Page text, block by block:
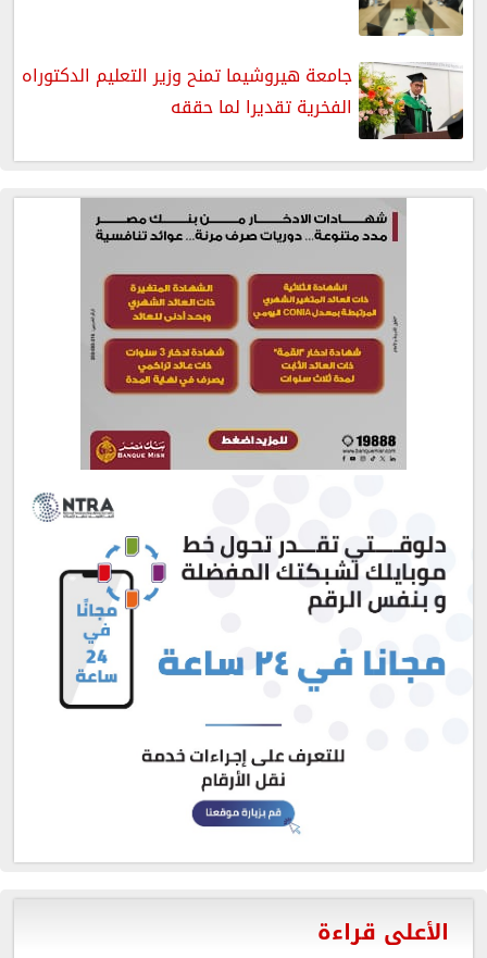
جامعة هيروشيما تمنح وزير التعليم الدكتوراه
الفخرية تقديرا لما حققه
الأعلى قراءة